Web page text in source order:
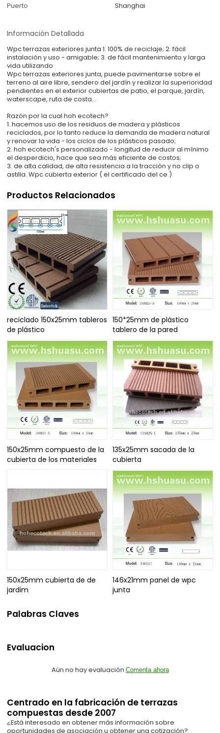
Puerto
Shanghai
Información Detallada
Wpc terrazas exteriores junta 1. 100% de reciclaje; 2. fácil
instalación y uso - amigable; 3. de fácil mantenimiento y larga
vida utilizando
Wpc terrazas exteriores junta, puede pavimentarse sobre el
terreno al aire libre, sendero del jardín y realizar la superioridad
pendientes en el exterior cubiertas de patio, el parque, jardín,
waterscape, ruta de costa...
Razón por la cual hoh ecotech?
1. hacemos uso de los residuos de madera y plásticos
reciclados, por lo tanto reduce la demanda de madera natural
y renovar la vida - los ciclos de los plásticos pasado;
2. hoh ecotech's personalizado - longitud de reducir al mínimo
el desperdicio, hace que sea más eficiente de costos;
3. de alta calidad, de alta resistencia a la tracción y no clip o
astilla. Wpc cubierta exterior ( el certificado del ce )
Productos Relacionados
reciclado 150x25mm tableros
de plástico
150*25mm de plástico
tablero de la pared
150x25mm compuesto de la
cubierta de los materiales
135x25mm sacada de la
cubierta
150x25mm cubierta de de
jardim
146x21mm panel de wpc
junta
Palabras Claves
Evaluacion
Aún no hay evaluación Comenta ahora
Centrado en la fabricación de terrazas
compuestas desde 2007
¿Está interesado en obtener más información sobre
oportunidades de asociación u obtener una cotización?